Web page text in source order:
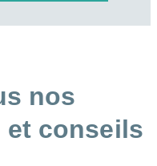
nos
et conseils